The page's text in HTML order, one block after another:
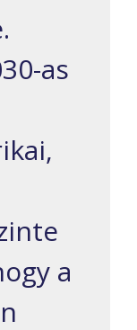
as
a